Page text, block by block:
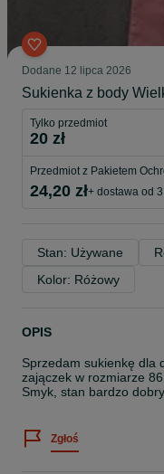
Dodane 12 lipca 2026
Sukienka z body
Tylko przedmiot
20 zł
Przedmiot z Pakietem
24,20 zł+ dostawa od
Stan: Używane
Kolor: Różowy
OPIS
Sprzedam sukienkę dla
zajączek w rozmiarze
Smyk, stan bardzo dobry
Zgłoś